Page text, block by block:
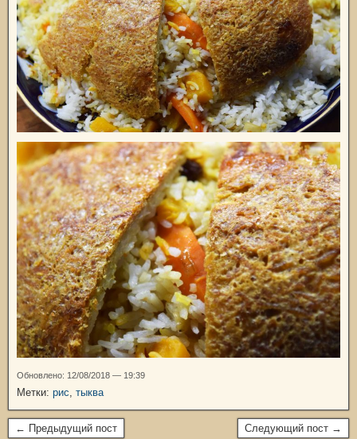
Обновлено: 12/08/2018 — 19:39
Метки: рис, тыква
← Предыдущий пост Следующий пост →